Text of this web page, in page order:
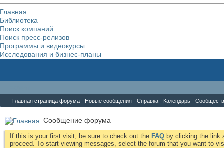
Главная
Библиотека
Поиск компаний
Поиск пресс-релизов
Программы и видеокурсы
Исследования и бизнес-планы
Главная страница форума Новые сообщения Справка Календарь
Сообщение форума
If this is your first visit, be sure to check out the FAQ by clicking the link
proceed. To start viewing messages, select the forum that you want to